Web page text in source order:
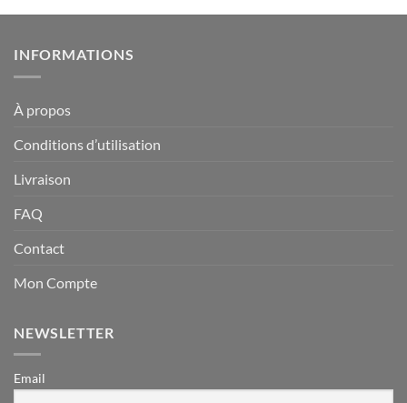
INFORMATIONS
À propos
Conditions d’utilisation
Livraison
FAQ
Contact
Mon Compte
NEWSLETTER
Email